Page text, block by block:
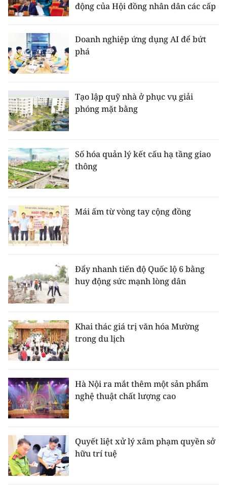
động của Hội đồng nhân dân các cấp
Doanh nghiệp ứng dụng AI để bứt
phá
Tạo lập quỹ nhà ở phục vụ giải
phóng mặt bằng
Số hóa quản lý kết cấu hạ tầng giao
thông
Mái ấm từ vòng tay cộng đồng
Đẩy nhanh tiến độ Quốc lộ 6 bằng
huy động sức mạnh lòng dân
Khai thác giá trị văn hóa Mường
trong du lịch
Hà Nội ra mắt thêm một sản phẩm
nghệ thuật chất lượng cao
Quyết liệt xử lý xâm phạm quyền sở
hữu trí tuệ